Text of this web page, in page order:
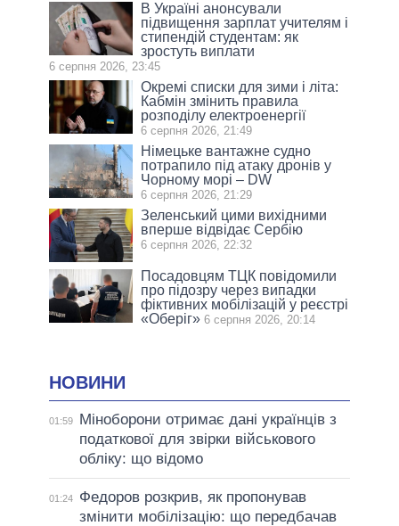
В Україні анонсували
підвищення зарплат учителям і
стипендій студентам: як
зростуть виплати
6 серпня 2026, 23:45
Окремі списки для зими і літа:
Кабмін змінить правила
розподілу електроенергії
6 серпня 2026, 21:49
Німецьке вантажне судно
потрапило під атаку дронів у
Чорному морі – DW
6 серпня 2026, 21:29
Зеленський цими вихідними
вперше відвідає Сербію
6 серпня 2026, 22:32
Посадовцям ТЦК повідомили
про підозру через випадки
фіктивних мобілізацій у реєстрі
«Оберіг» 6 серпня 2026, 20:14
НОВИНИ
01:59
Міноборони отримає дані українців з
податкової для звірки військового
обліку: що відомо
01:24
Федоров розкрив, як пропонував
змінити мобілізацію: що передбачав